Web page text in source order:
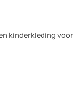
kinderkleding voor